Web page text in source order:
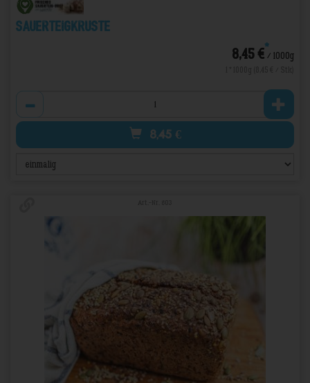
Sauerteigkruste
8,45 €*/ 1000g
8,45 €